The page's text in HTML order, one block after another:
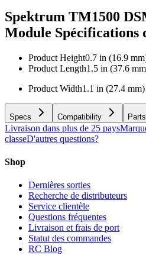
Spektrum TM1500
Module Spécifications
Product Height0.7 in (16.9
Product Length1.5 in (37.6
Product Width1.1 in (27.4 mm)
Specs Compatibility
Livraison dans plus de 25 pays
classeD'autres questions?
Shop
Dernières sorties
Recherche de distributeurs
Service clientèle
Questions fréquentes
Livraison et frais de port
Statut des commandes
RC Blog